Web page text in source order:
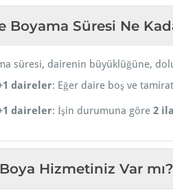
Boyama Süresi Ne
süresi, dairenin büyüklüğüne,
daireler: Eğer daire boş ve
daireler: İşin durumuna göre 2
Hizmetiniz Var mı?